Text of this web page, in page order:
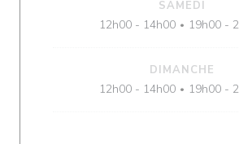
SAMEDI
12h00 - 14h00 • 19h00 -
DIMANCHE
12h00 - 14h00 • 19h00 -